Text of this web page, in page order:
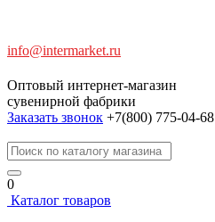
info@intermarket.ru
Оптовый интернет-магазин
сувенирной фабрики
Заказать звонок +7(800) 775-04-68
0
Каталог товаров